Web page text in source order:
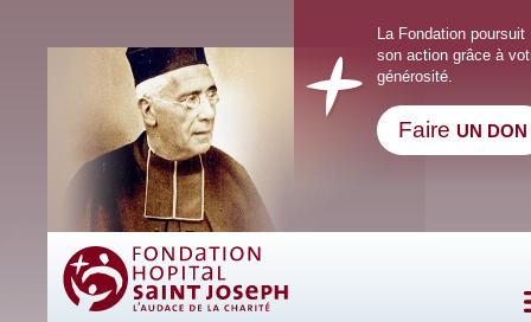
Fondation Hôpital Saint Joseph
La Fondation poursuit
son action grâce à
générosité.
Faire UN DON